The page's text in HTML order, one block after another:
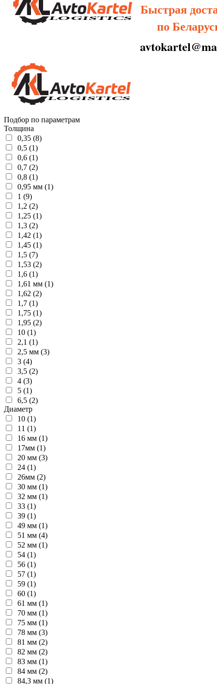
Быстрая
по
Подбор по параметрам
Толщина
0,35 (8)
0,5 (1)
0,6 (1)
0,7 (2)
0,8 (1)
0,95 мм (1)
1 (9)
1,2 (2)
1,25 (1)
1,3 (2)
1,42 (1)
1,45 (1)
1,5 (7)
1,53 (2)
1,6 (1)
1,61 мм (1)
1,62 (2)
1,7 (1)
1,75 (1)
1,95 (2)
10 (1)
2,1 (1)
2,5 мм (3)
3 (4)
3,5 (2)
4 (3)
5 (1)
6,5 (2)
Диаметр
10 (1)
11 (1)
16 мм (1)
17мм (1)
20 мм (3)
24 (1)
26мм (2)
30 мм (1)
32 мм (1)
33 (1)
39 (1)
49 мм (1)
51 мм (4)
52 мм (1)
54 (1)
56 (1)
57 (1)
59 (1)
60 (1)
61 мм (1)
70 мм (1)
75 мм (1)
78 мм (3)
81 мм (2)
82 мм (2)
83 мм (1)
84 мм (2)
84,3 мм (1)